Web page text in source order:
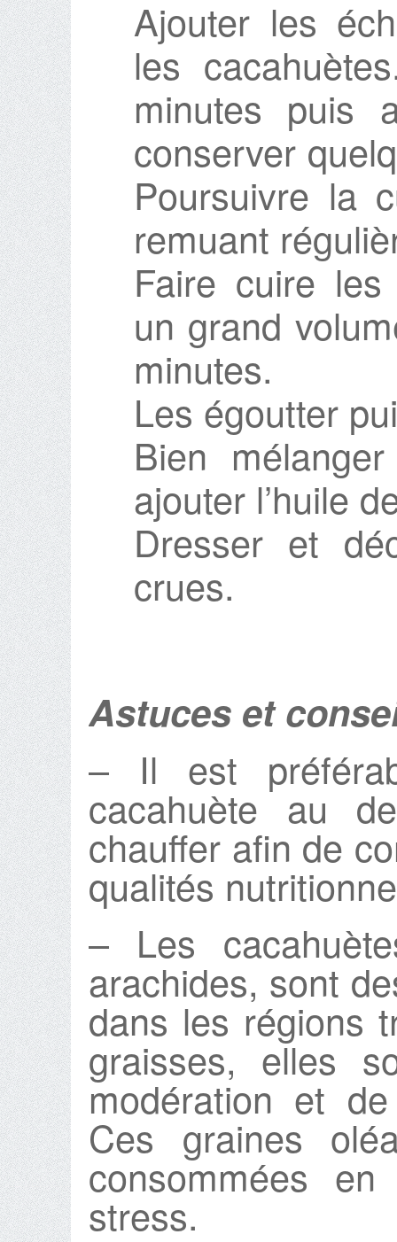
Ajouter les
les
minutes puis
conserver
Poursuivre la
remuant
Faire cuire
un grand
minutes.
Les égoutter
Bien
ajouter l’huile
Dresser et
crues.
Astuces et
– Il est
cacahuète au
chauffer afin de
qualités
– Les
arachides, sont
dans les régions
graisses, elles
modération et
Ces graines
consommées
stress.